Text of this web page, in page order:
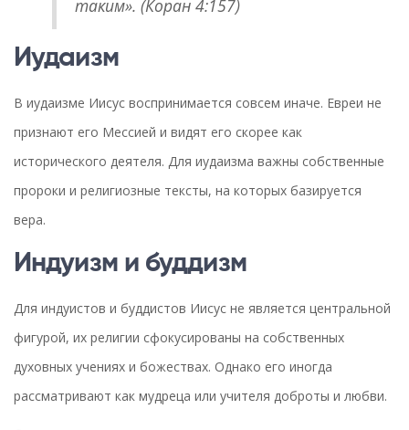
таким». (Коран 4:157)
Иудаизм
В иудаизме Иисус воспринимается совсем иначе. Евреи не
признают его Мессией и видят его скорее как
исторического деятеля. Для иудаизма важны собственные
пророки и религиозные тексты, на которых базируется
вера.
Индуизм и буддизм
Для индуистов и буддистов Иисус не является центральной
фигурой, их религии сфокусированы на собственных
духовных учениях и божествах. Однако его иногда
рассматривают как мудреца или учителя доброты и любви.